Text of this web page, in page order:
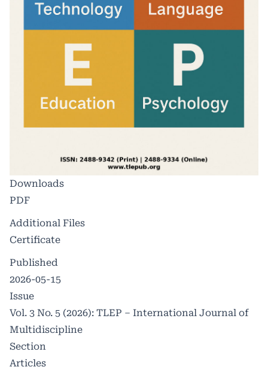
Downloads
PDF
Additional Files
Certificate
Published
2026-05-15
Issue
Vol. 3 No. 5 (2026): TLEP – International Journal of
Multidiscipline
Section
Articles